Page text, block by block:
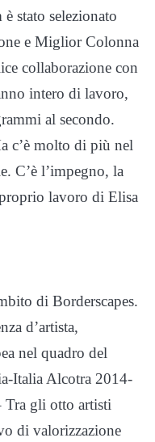
stato selezionato
e Miglior Colonna
collaborazione con
intero di lavoro,
al secondo.
c’è molto di più nel
C’è l’impegno, la
lavoro di Elisa
di Borderscapes.
d’artista,
nel quadro del
Italia Alcotra 2014-
Tra gli otto artisti
di valorizzazione